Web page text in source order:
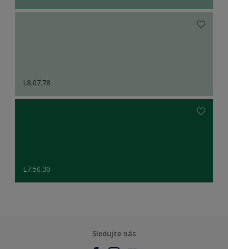
L8.07.78
L7.50.30
Sledujte nás